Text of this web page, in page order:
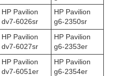
HP Pavilion
dv7-6026sr
HP Pavilion
g6-2350sr
HP Pavilion
dv7-6027sr
HP Pavilion
g6-2353er
HP Pavilion
dv7-6051er
HP Pavilion
g6-2354er